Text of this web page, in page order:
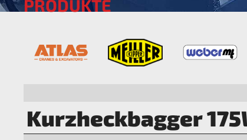
PRODUKTE
Kurzheckbagger